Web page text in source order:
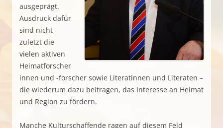
ausgeprägt.
Ausdruck dafür
sind nicht
zuletzt die
vielen aktiven
Heimatforscher
innen und -forscher sowie Literatinnen und Literaten –
die wiederum dazu beitragen, das Interesse an Heimat
und Region zu fördern.
Manche Kulturschaffende ragen auf diesem Feld